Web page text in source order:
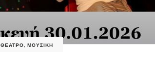
ΘΕΑΤΡΟ, ΜΟΥΣΙΚΗ